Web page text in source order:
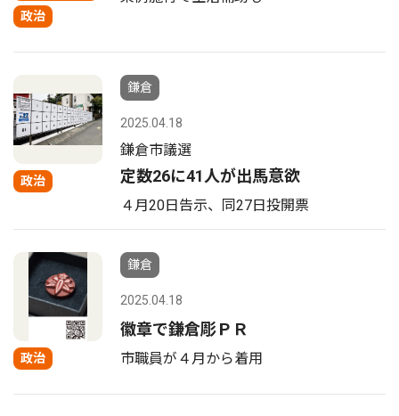
政治
政治
鎌倉
2025.04.18
鎌倉市議選
定数26に41人が出馬意欲
４月20日告示、同27日投開票
政治
鎌倉
2025.04.18
徽章で鎌倉彫ＰＲ
市職員が４月から着用